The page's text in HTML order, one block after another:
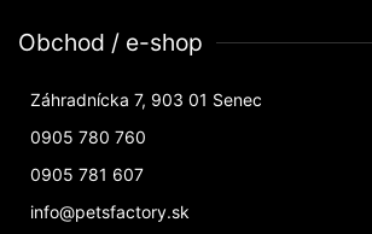
Obchod / e-shop
Záhradnícka 7, 903 01 Senec
0905 780 760
0905 781 607
info@petsfactory.sk